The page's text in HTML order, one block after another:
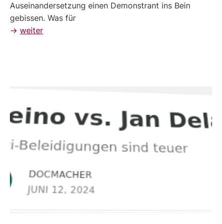
Auseinandersetzung einen Demonstrant ins Bein
gebissen. Was für
→ weiter